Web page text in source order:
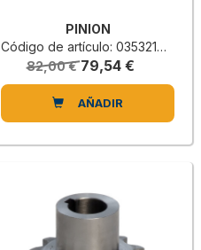
PINION
Código de artículo: 0353219303F
82,00 € 79,54 €
AÑADIR